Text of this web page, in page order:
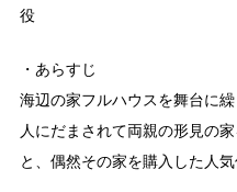
役
・あらすじ
海辺の家フルハウスを舞台に
人にだまされて両親の形見の
と、偶然その家を購入した人気